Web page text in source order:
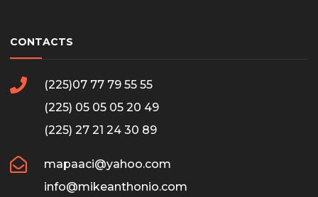
CONTACTS
(225)07 77 79 55 55
(225) 05 05 05 20 49
(225) 27 21 24 30 89
mapaaci@yahoo.com
info@mikeanthonio.com